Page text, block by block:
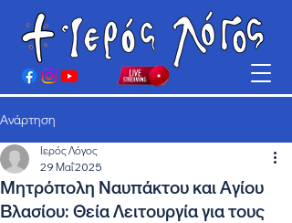
Ανάρτηση
Μητρόπολη Ναυπάκτου και Αγίου
Βλασίου: Θεία Λειτουργία για τους
Ιερός Λόγος
29 Μαΐ 2025